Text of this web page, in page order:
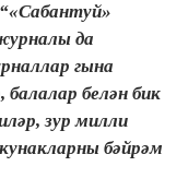
да
гына
белән бик
зур милли
бәйрәм